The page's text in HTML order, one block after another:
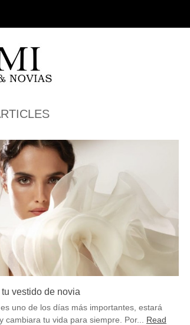
vestido de novia
uno de los días más importantes, estará
cambiara tu vida para siempre. Por...
Read